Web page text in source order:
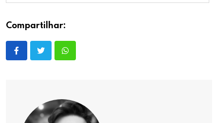
Compartilhar: